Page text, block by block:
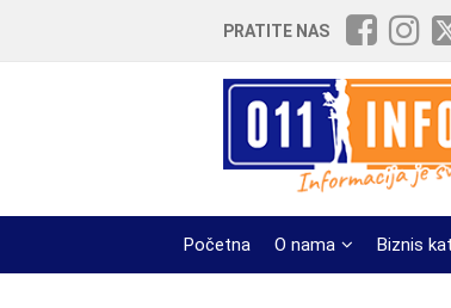
PRATITE NAS
Početna O nama Biznis